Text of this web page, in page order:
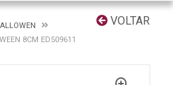
VOLTAR
8CM ED509611